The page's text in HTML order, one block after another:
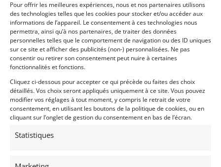
Pour offrir les meilleures expériences, nous et nos partenaires utilisons
des technologies telles que les cookies pour stocker et/ou accéder aux
informations de l’appareil. Le consentement à ces technologies nous
permettra, ainsi qu’à nos partenaires, de traiter des données
personnelles telles que le comportement de navigation ou des ID uniques
sur ce site et afficher des publicités (non-) personnalisées. Ne pas
consentir ou retirer son consentement peut nuire à certaines
fonctionnalités et fonctions.
Cliquez ci-dessous pour accepter ce qui précède ou faites des choix
détaillés. Vos choix seront appliqués uniquement à ce site. Vous pouvez
modifier vos réglages à tout moment, y compris le retrait de votre
consentement, en utilisant les boutons de la politique de cookies, ou en
cliquant sur l’onglet de gestion du consentement en bas de l’écran.
Statistiques
15
VENTURI 400 TROPHY (1992)
MONACO (MONACO)
22 avril 2026
3 484 vues
Vends l'une des 73 Venturi 400 Trophy produites. Le modèle
présenté est de 1992. Il est en parfait état de
fonctionnement. Merci de nous contacter pour plus
d'informations.